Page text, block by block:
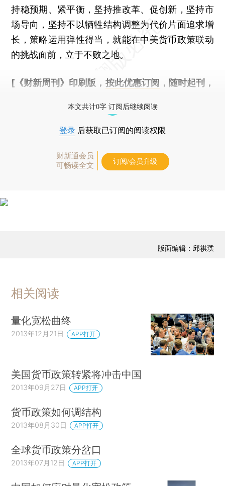
持稳预期、紧平衡，坚持推改革、促创新，坚持市
场导向，坚持不以牺牲结构调整为代价片面追求增
长，策略运用弹性得当，就能在中美货币政策联动
的挑战面前，立于不败之地。
[《财新周刊》印刷版， 按此优惠订阅 ，随时起刊，
本文共计0字 订阅后继续阅读
登录 后获取已订阅的阅读权限
财新通会员
可畅读全文
订阅/会员升级
版面编辑：邱祺璞
相关阅读
量化宽松曲终
2013年12月21日 APP打开
美国货币政策转紧将冲击中国
2013年09月27日 APP打开
货币政策如何调结构
2013年08月30日 APP打开
全球货币政策分岔口
2013年07月12日 APP打开